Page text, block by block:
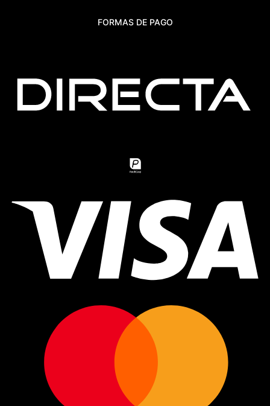
FORMAS DE PAGO